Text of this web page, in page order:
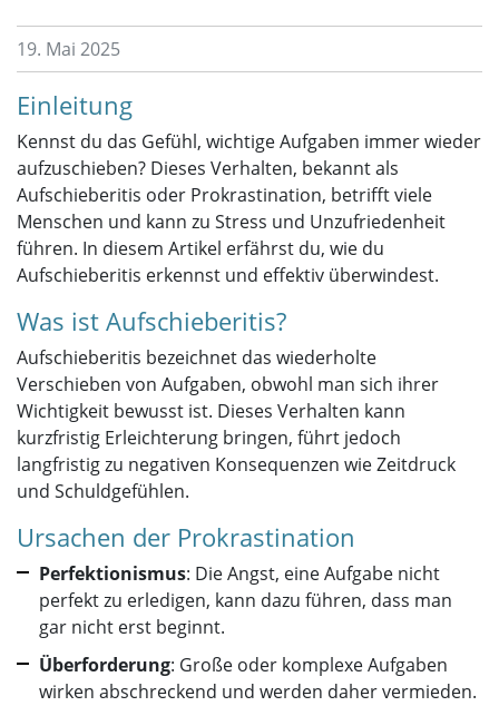
19. Mai 2025
Einleitung
Kennst du das Gefühl, wichtige Aufgaben immer wieder
aufzuschieben? Dieses Verhalten, bekannt als
Aufschieberitis oder Prokrastination, betrifft viele
Menschen und kann zu Stress und Unzufriedenheit
führen. In diesem Artikel erfährst du, wie du
Aufschieberitis erkennst und effektiv überwindest.
Was ist Aufschieberitis?
Aufschieberitis bezeichnet das wiederholte
Verschieben von Aufgaben, obwohl man sich ihrer
Wichtigkeit bewusst ist. Dieses Verhalten kann
kurzfristig Erleichterung bringen, führt jedoch
langfristig zu negativen Konsequenzen wie Zeitdruck
und Schuldgefühlen.
Ursachen der Prokrastination
Perfektionismus: Die Angst, eine Aufgabe nicht
perfekt zu erledigen, kann dazu führen, dass man
gar nicht erst beginnt.
Überforderung: Große oder komplexe Aufgaben
wirken abschreckend und werden daher vermieden.